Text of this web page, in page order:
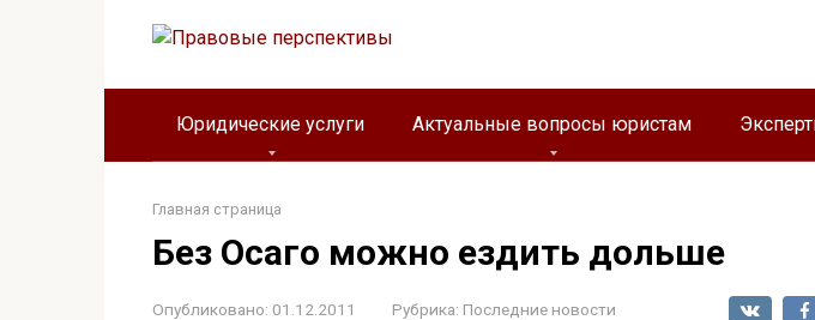
Юридические услуги Актуальные вопросы юристам
Главная страница
Без Осаго можно ездить дольше
Опубликовано: 01.12.2011 Рубрика: Последние новости